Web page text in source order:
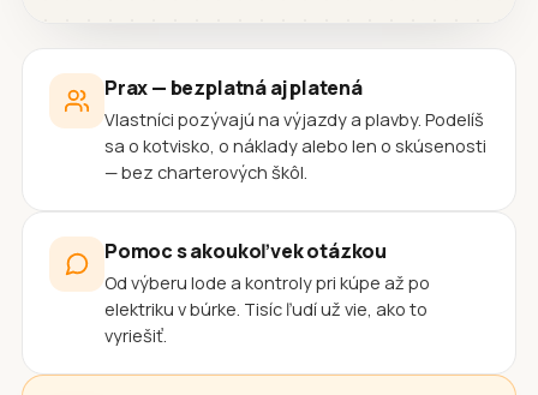
Prax — bezplatná aj platená
Vlastníci pozývajú na výjazdy a plavby. Podelíš
sa o kotvisko, o náklady alebo len o skúsenosti
— bez charterových škôl.
Pomoc s akoukoľvek otázkou
Od výberu lode a kontroly pri kúpe až po
elektriku v búrke. Tisíc ľudí už vie, ako to
vyriešiť.